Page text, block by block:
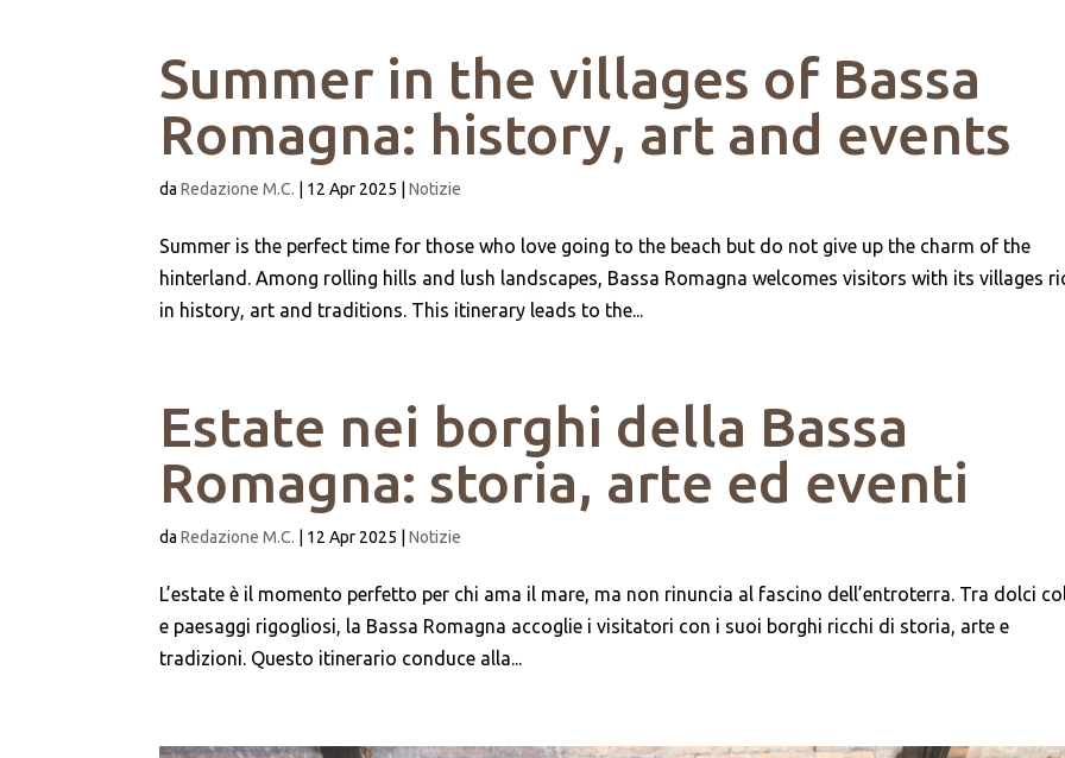
Summer in the villages of Bassa
Romagna: history, art and events
daRedazione M.C. 12 Apr 2025 |Notizie
Summer is the perfect time for those who love going to the beach but do not give up the charm of the
hinterland. Among rolling hills and lush landscapes, Bassa Romagna welcomes visitors with its villages
in history, art and traditions. This itinerary leads to the...
Estate nei borghi della Bassa
Romagna: storia, arte ed eventi
daRedazione M.C. 12 Apr 2025 |Notizie
L’estate è il momento perfetto per chi ama il mare, ma non rinuncia al fascino dell’entroterra. Tra dolci
e paesaggi rigogliosi, la Bassa Romagna accoglie i visitatori con i suoi borghi ricchi di storia, arte e
tradizioni. Questo itinerario conduce alla...